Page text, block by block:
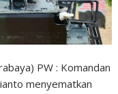
PW : Komandan
menyematkan